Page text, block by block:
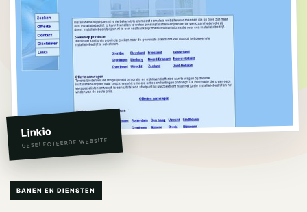
Linkio
GESELECTEERDE WEBSITE
BANEN EN DIENSTEN